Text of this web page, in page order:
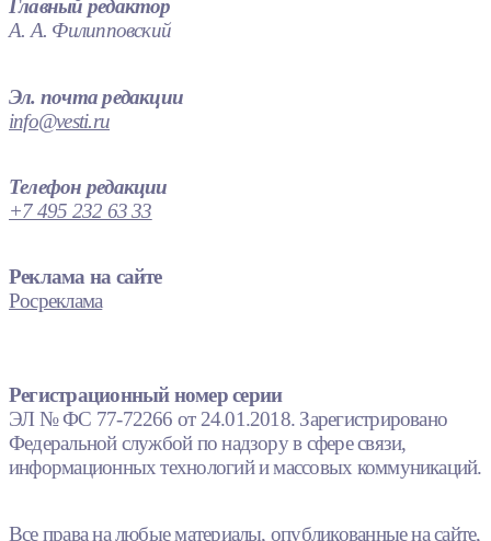
Главный редактор
А. А. Филипповский
Эл. почта редакции
info@vesti.ru
Телефон редакции
+7 495 232 63 33
Реклама на сайте
Росреклама
Регистрационный номер серии
ЭЛ № ФС 77-72266 от 24.01.2018. Зарегистрировано
Федеральной службой по надзору в сфере связи,
информационных технологий и массовых коммуникаций.
Все права на любые материалы, опубликованные на сайте,